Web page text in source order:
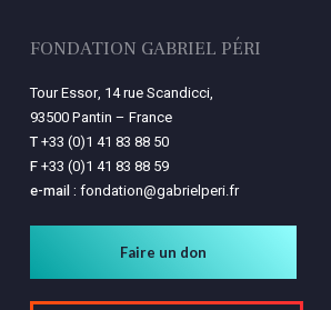
FONDATION GABRIEL PÉRI
Tour Essor, 14 rue Scandicci,
93500 Pantin – France
T+33 (0)1 41 83 88 50
F+33 (0)1 41 83 88 59
e-mail : fondation@gabrielperi.fr
Faire un don